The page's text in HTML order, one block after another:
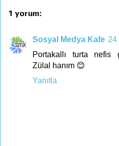
1 yorum:
Sosyal Medya Kafe 24
Portakallı turta nefis
Zülal hanım 😊
Yanıtla